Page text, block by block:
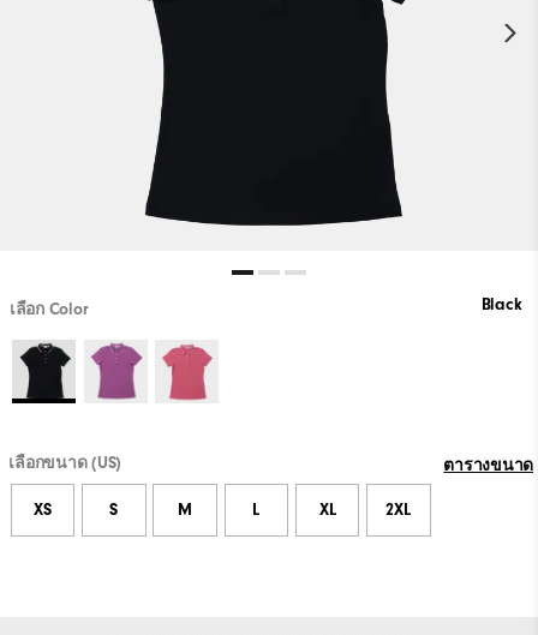
เลือก Color Black
เลือกขนาด (US) ตารางขนาด
XS S M L XL 2XL